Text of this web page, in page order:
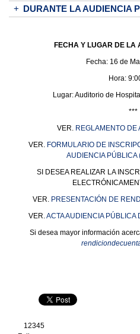
+ DURANTE LA AUDIENCIA
FECHA Y LUGAR DE LA
Fecha: 16 de
Hora:
Lugar: Auditorio de
***
VER. REGLAMENTO DE
VER. FORMULARIO DE
AUDIENCIA
SI DESEA REALIZAR LA
VER. PRESENTACIÓN DE
VER. ACTA AUDIENCIA
Si desea mayor información
12345